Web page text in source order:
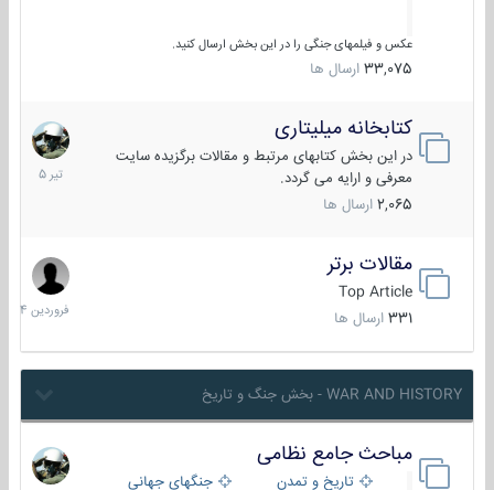
عکس و فیلمهای جنگی را در این بخش ارسال کنید.
33,075 ارسال ها
کتابخانه میلیتاری
در این بخش کتابهای مرتبط و مقالات برگزیده سایت
معرفی و ارایه می گردد.
2,065 ارسال ها
16
تیر
1405
مقالات برتر
Top Article
331 ارسال ها
29
فروردین
1404
WAR AND HISTORY - بخش جنگ و تاریخ
مباحث جامع نظامی
تاریخ و تمدن
جنگهای جهانی
1
ساعت